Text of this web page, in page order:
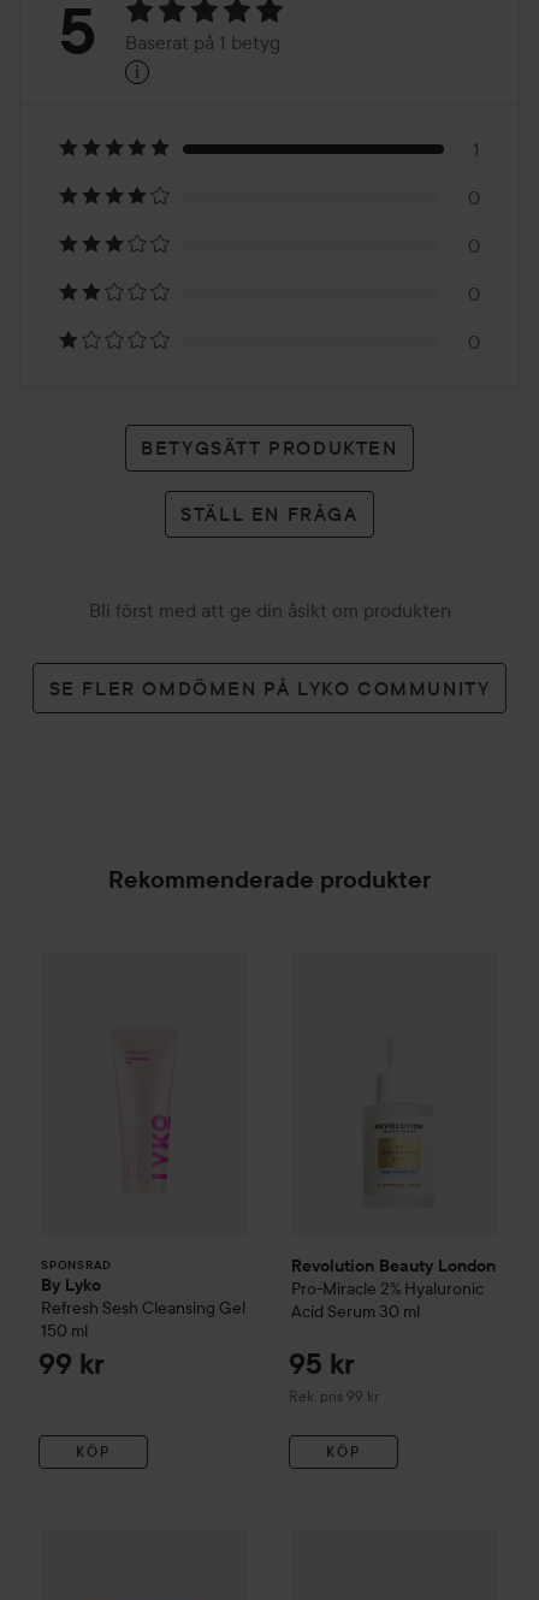
Betyg:
Baserat
på
1
betyg
5 Baserat på 1 betyg
i
1
0
0
0
0
BETYGSÄTT PRODUKTEN
STÄLL EN FRÅGA
Bli först med att ge din åsikt om produkten
SE FLER OMDÖMEN PÅ LYKO COMMUNITY
Rekommenderade produkter
SPONSRAD
By Lyko
Refresh Sesh Cleansing Gel
150 ml
99 kr
KÖP
Revolution Beauty London
Pro-Miracle 2% Hyaluronic
Acid Serum 30 ml
95 kr
Rek. pris 99 kr
Rekommenderat pris 99 kr
KÖP